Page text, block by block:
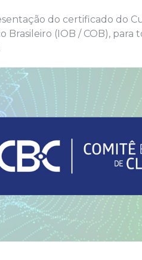
do certificado do
(IOB / COB),